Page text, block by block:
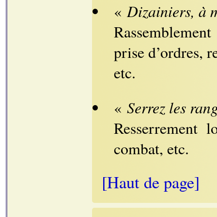
«Dizainiers, à
prise d’ordres,
etc.
« Serrez les
Resserrement
combat, etc.
[Haut de page]